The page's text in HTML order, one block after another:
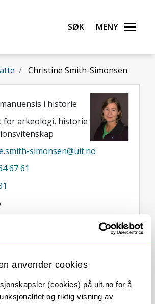
anvender cookies
(cookies) på uit.no for å
og riktig visning av
universitet
Søk Meny
Christine Smith-Simonsen
i historie
for arkeologi, historie
simonsen@uit.no
67 61
og undervisning